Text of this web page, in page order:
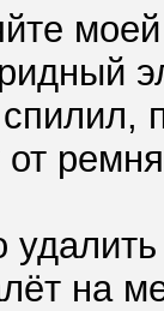
от
на